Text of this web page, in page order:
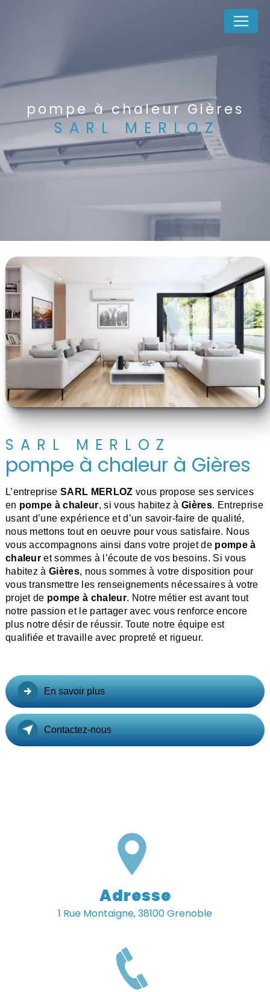
pompe à chaleur Gières
SARL MERLOZ
SARL MERLOZ
pompe à chaleur à Gières
L’entrepriseSARL MERLOZ vous propose ses services
en pompe à chaleur, si vous habitez àGières. Entreprise
usant d’une expérience et d’un savoir-faire de qualité,
nous mettons tout en oeuvre pour vous satisfaire. Nous
vous accompagnons ainsi dans votre projet de pompe à
chaleur et sommes à l’écoute de vos besoins. Si vous
habitez àGières, nous sommes à votre disposition pour
vous transmettre les renseignements nécessaires à votre
projet de pompe à chaleur. Notre métier est avant tout
notre passion et le partager avec vous renforce encore
plus notre désir de réussir. Toute notre équipe est
qualifiée et travaille avec propreté et rigueur.
En savoir plus
Contactez-nous
Adresse
1 Rue Montaigne, 38100 Grenoble